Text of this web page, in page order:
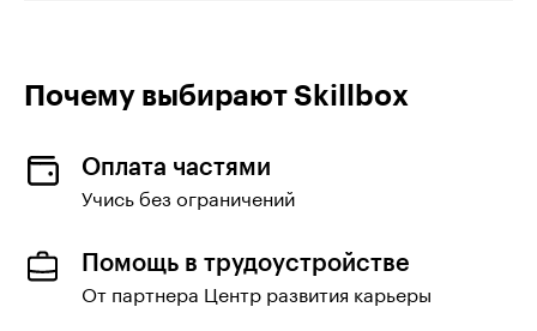
Почему выбирают Skillboх
Оплата частями
Учись без ограничений
Помощь в трудоустройстве
От партнера Центр развития карьеры